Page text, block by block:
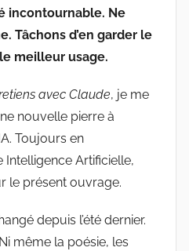
incontournable. Ne
Tâchons d’en garder le
meilleur usage.
avec Claude, je me
nouvelle pierre à
Toujours en
Artificielle,
le présent ouvrage.
depuis l’été dernier.
même la poésie, les